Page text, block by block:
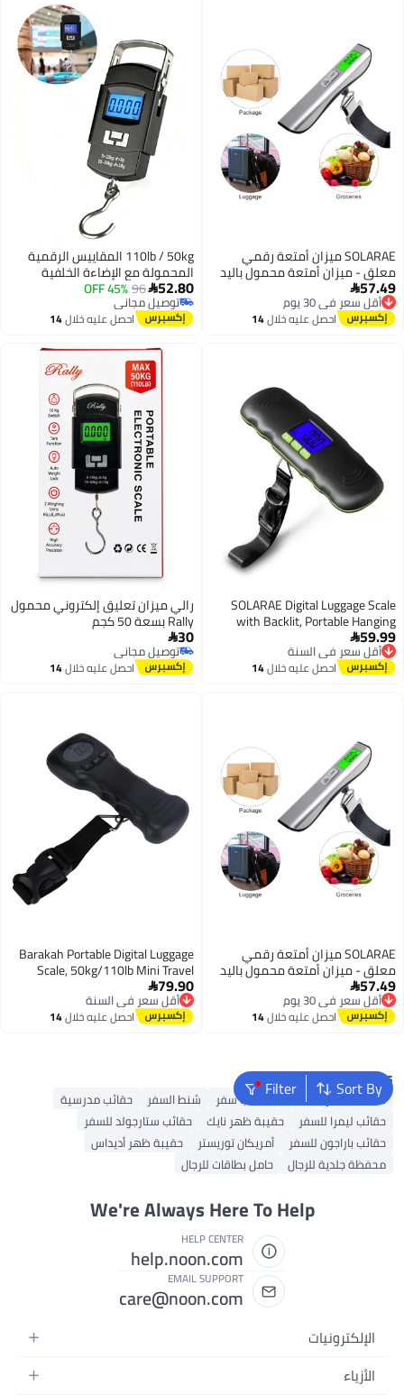
SOLARAE ميزان أمتعة رقمي
معلق - ميزان أمتعة محمول باليد
خلفية خضراء، وظيفة قفل البيانات
التلقائي لحقائب السفر واحتياجات
57.49
أقل سعر في 30 يوم
توصيل مجاني
أقل سعر في 30 يوماحصل عليه خلال14
110lb / 50kg المقاييس الرقمية
المحمولة مع الإضاءة الخلفية
الكريستال السائل مربع المقاييس مع
الفولاذ المقاوم للصدأ
52.80
96
45% OFF
توصيل مجاني
توصيل مجانياحصل عليه خلال14
SOLARAE Digital Luggage Scale
with Backlit, Portable Hanging
Baggage Scale for Travel, 110LB
Suitcase Weight with Scale Lock
and Hook,Battery Included
59.99
أقل سعر في السنة
توصيل مجاني
أقل سعر في السنة
احصل عليه خلال14
رالي ميزان تعليق إلكتروني محمول
Rally بسعة 50 كجم
30
توصيل مجاني
توصيل مجانياحصل عليه خلال14
SOLARAE ميزان أمتعة رقمي
معلق - ميزان أمتعة محمول باليد
بسعة 110 رطل، شاشة LCD بإضاءة
خلفية خضراء، وظيفة قفل البيانات
التلقائي لحقائب السفر واحتياجات
57.49
أقل سعر في 30 يوم
توصيل مجاني
أقل سعر في 30 يوماحصل عليه خلال14
Barakah Portable Digital Luggage
Scale, 50kg/110lb Mini Travel
Scale for Luggage Bags with LCD
Display, Auto Lock Reading After
Weighing, for Travel Household
79.90
أقل سعر في السنة
توصيل مجاني
أقل سعر في السنة
احصل عليه خلال14
Sort By
FilterPopular Searches
حقائب السفر مظلة حقائب سفر شنط السفر
حقائب مدرسية
حقائب ليمرا للسفر
حقيبة ظهر نايك
حقائب ستارجولد للسفر
حقائب باراجون للسفر
أمريكان توريستر
حقيبة ظهر أديداس
محفظة جلدية للرجال
حامل بطاقات للرجال
We're Always Here To Help
HELP CENTER
help.noon.com
EMAIL SUPPORT
care@noon.com
الإلكترونيات
الهواتف المتحركة
الأزياء